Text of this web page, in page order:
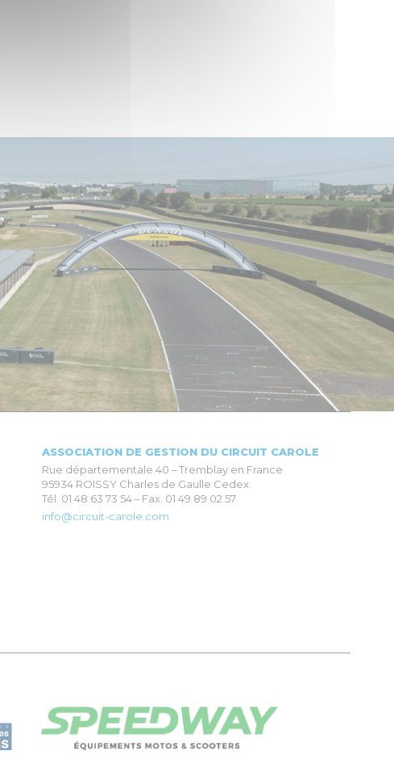
ASSOCIATION DE GESTION DU CIRCUIT CAROLE
Rue départementale 40 – Tremblay en France
95934 ROISSY Charles de Gaulle Cedex
Tél. 01 48 63 73 54 – Fax. 01 49 89 02 57
info@circuit-carole.com